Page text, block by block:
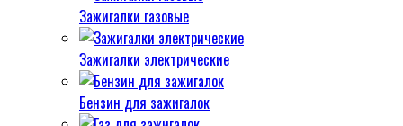
Зажигалки газовые
Зажигалки электрические
Бензин для зажигалок